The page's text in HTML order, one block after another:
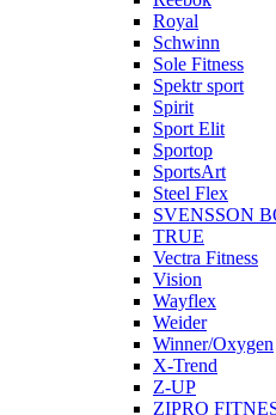
Royal
Schwinn
Sole Fitness
Spektr sport
Spirit
Sport Elit
Sportop
SportsArt
Steel Flex
SVENSSON
TRUE
Vectra Fitness
Vision
Wayflex
Weider
Winner/Oxygen
X-Trend
Z-UP
ZIPRO